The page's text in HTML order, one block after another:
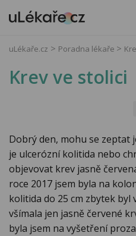
uLékaře.cz Poradna lékaře
Krev ve stolici
Dobrý den, mohu se zeptat
je ulcerózní kolitida nebo
objevovat krev jasně
roce 2017 jsem byla na
kolitida do 25 cm zbytek byl
všímala jen jasně červené
byla jsem na vyšetření